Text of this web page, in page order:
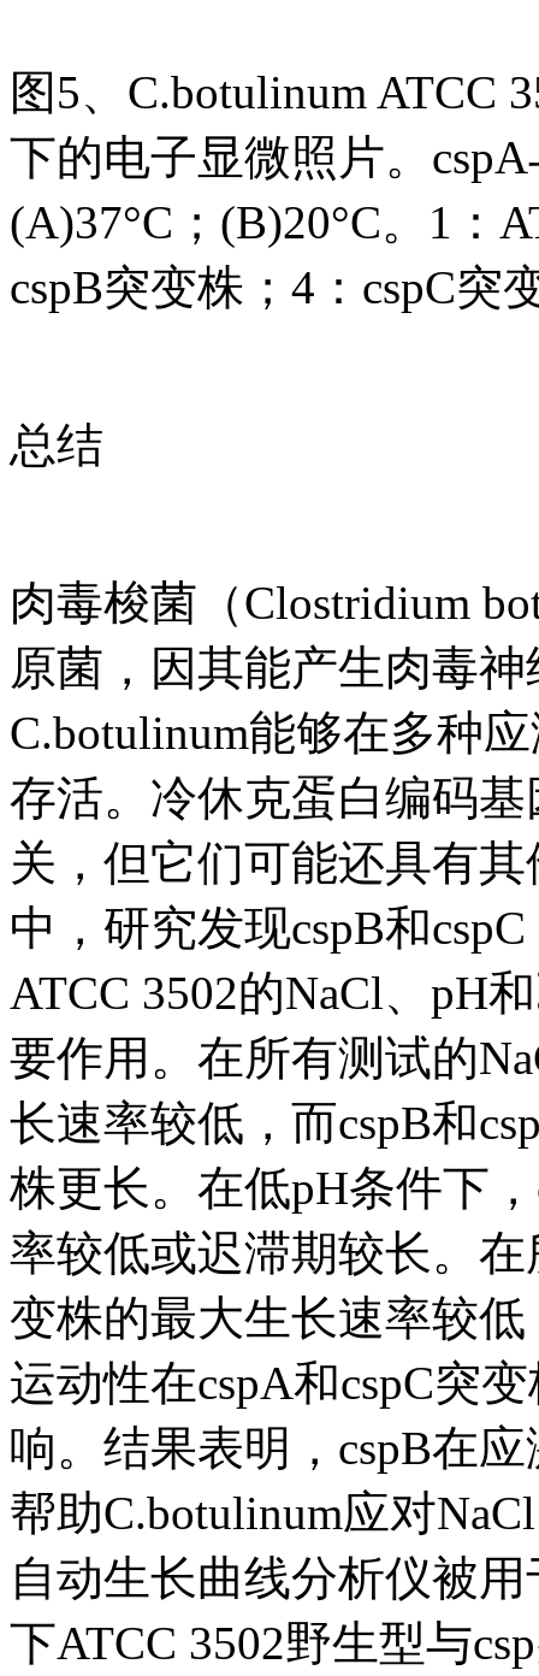
图5、C.botulinum ATCC
下的电子显微照片。
(A)37°C；(B)20°C。1：
cspB突变株；4：cspC突
总结
肉毒梭菌（Clostridium
原菌，因其能产生肉毒
C.botulinum能够在多种
存活。冷休克蛋白编码
关，但它们可能还具有
中，研究发现cspB和
ATCC 3502的NaCl、pH
要作用。在所有测试的
长速率较低，而cspB和
株更长。在低pH条件下
率较低或迟滞期较长。
变株的最大生长速率较
运动性在cspA和cspC突
响。结果表明，cspB在
帮助C.botulinum应对
自动生长曲线分析仪被
下ATCC 3502野生型与